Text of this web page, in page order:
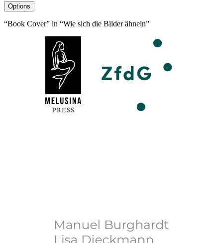
Options
“Book Cover” in “Wie sich die Bilder ähneln”